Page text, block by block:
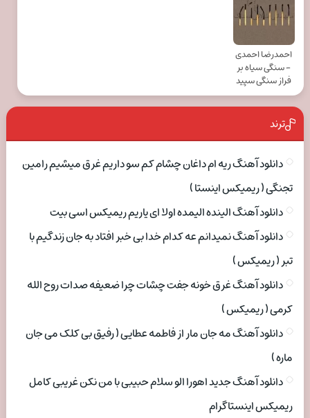
احمدرضا احمدی
- سنگی سیاه بر
فراز سنگی سپید
ترند
دانلود آهنگ ریه ام داغان چشام کم سو داریم غرق میشیم رامین
تجنگی ( ریمیکس اینستا )
دانلود آهنگ الینده الیمده اولا ای یاریم ریمیکس اسی بیت
دانلود آهنگ نمیدانم عه کدام خدا بی خبر افتاد به جان زندگیم با
تبر ( ریمیکس )
دانلود آهنگ غرق خونه جفت چشات چرا ضعیفه صدات روح الله
کرمی ( ریمیکس )
دانلود آهنگ مه جان مار از فاطمه عطایی ( رفیق بی کلک می جان
ماره )
دانلود آهنگ جدید اهورا الو سلام حبیبی با من نکن غریبی کامل
ریمیکس اینستاگرام